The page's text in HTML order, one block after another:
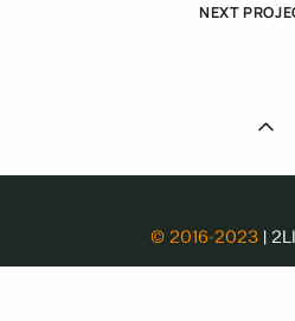
NEXT
© 2016-2023 |